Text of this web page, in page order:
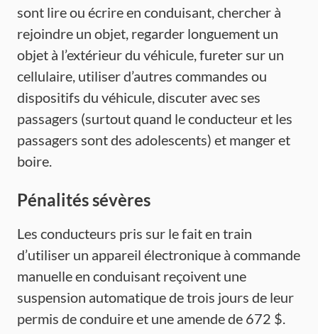
sont lire ou écrire en conduisant, chercher à
rejoindre un objet, regarder longuement un
objet à l’extérieur du véhicule, fureter sur un
cellulaire, utiliser d’autres commandes ou
dispositifs du véhicule, discuter avec ses
passagers (surtout quand le conducteur et les
passagers sont des adolescents) et manger et
boire.
Pénalités sévères
Les conducteurs pris sur le fait en train
d’utiliser un appareil électronique à commande
manuelle en conduisant reçoivent une
suspension automatique de trois jours de leur
permis de conduire et une amende de 672 $.